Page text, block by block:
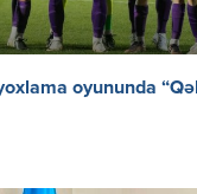
oyununda